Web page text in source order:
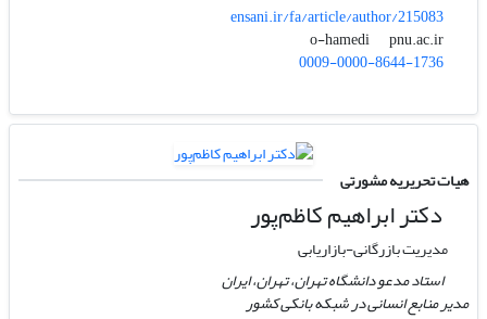
ensani.ir/fa/article/author/215083
o-hamedi
pnu.ac.ir
0009-0000-8644-1736
هیات تحریریه مشورتی
دکتر ابراهیم کاظم‌پور
مدیریت بازرگانی-بازاریابی
استاد مدعو دانشگاه تهران، تهران، ایران
مدیر منابع انسانی در شبکه بانکی کشور